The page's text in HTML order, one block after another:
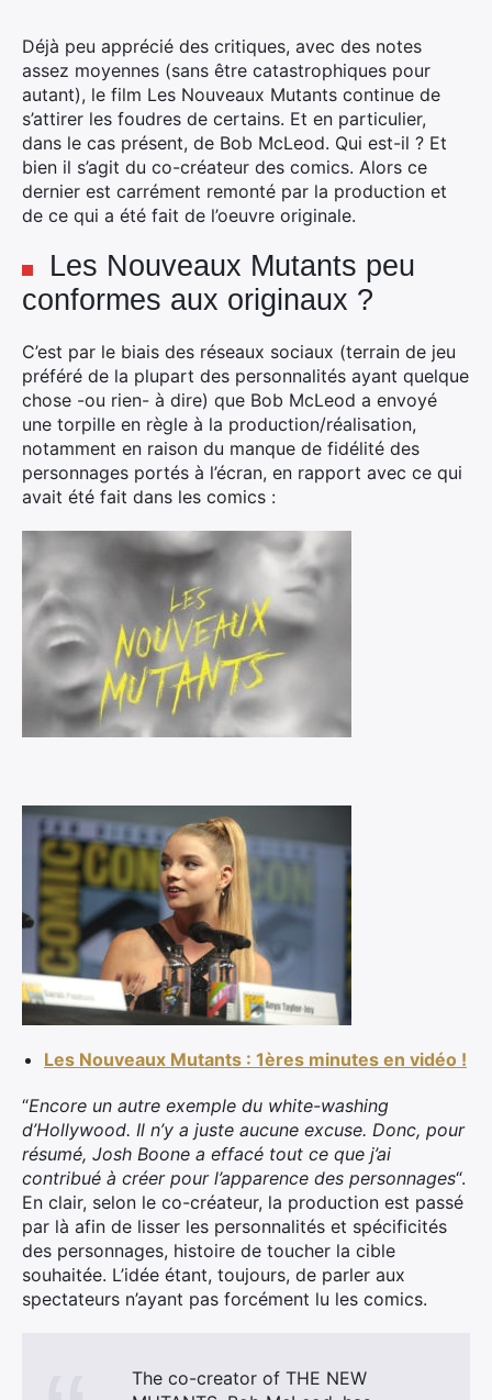
Déjà peu apprécié des critiques, avec des notes
assez moyennes (sans être catastrophiques pour
autant), le film Les Nouveaux Mutants continue de
s’attirer les foudres de certains. Et en particulier,
dans le cas présent, de Bob McLeod. Qui est-il ? Et
bien il s’agit du co-créateur des comics. Alors ce
dernier est carrément remonté par la production et
de ce qui a été fait de l’oeuvre originale.
Les Nouveaux Mutants peu
conformes aux originaux ?
C’est par le biais des réseaux sociaux (terrain de jeu
préféré de la plupart des personnalités ayant quelque
chose -ou rien- à dire) que Bob McLeod a envoyé
une torpille en règle à la production/réalisation,
notamment en raison du manque de fidélité des
personnages portés à l’écran, en rapport avec ce qui
avait été fait dans les comics :
Les Nouveaux Mutants : 1ères minutes en vidéo !
“Encore un autre exemple du white-washing
d’Hollywood. Il n’y a juste aucune excuse. Donc, pour
résumé, Josh Boone a effacé tout ce que j’ai
contribué à créer pour l’apparence des personnages“.
En clair, selon le co-créateur, la production est passé
par là afin de lisser les personnalités et spécificités
des personnages, histoire de toucher la cible
souhaitée. L’idée étant, toujours, de parler aux
spectateurs n’ayant pas forcément lu les comics.
The co-creator of THE NEW